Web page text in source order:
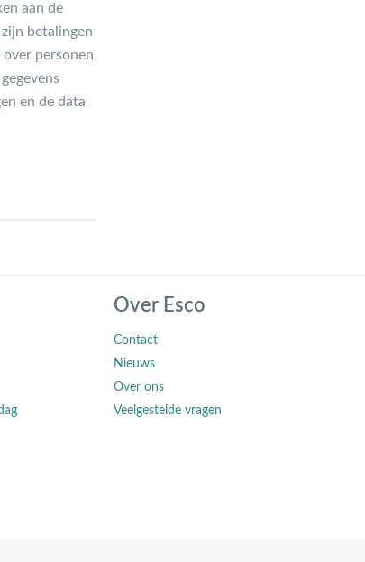
aan de
betalingen
personen
en de data
Over Esco
Contact
Nieuws
Over ons
Veelgestelde vragen